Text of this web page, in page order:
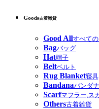
Goods古着雑貨
Good Allすべて
Bagバッグ
Hat帽子
Beltベルト
Rug Blanket寝
Bandanaバンダナ
Scarfマフラー,ス
Others古着雑貨